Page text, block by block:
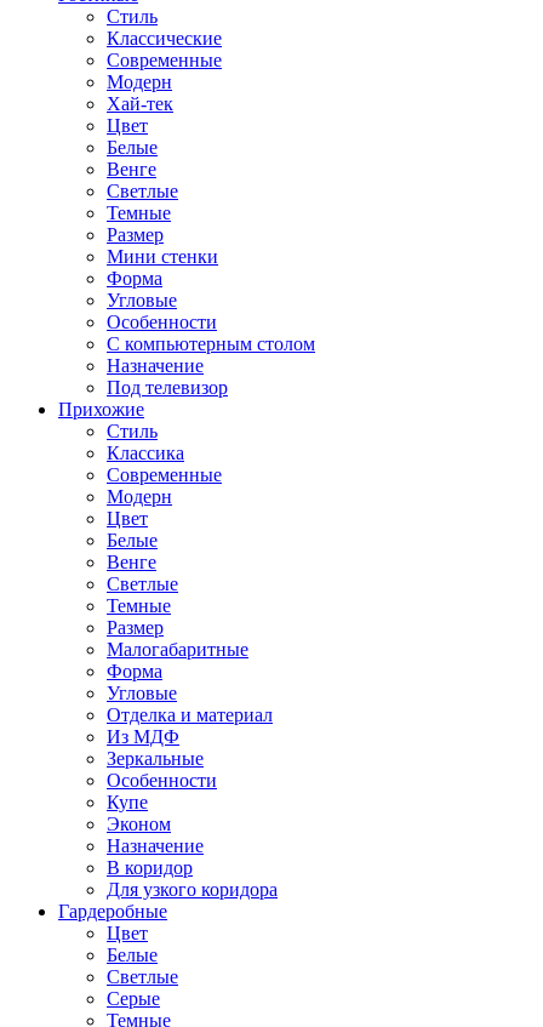
Стиль
Классические
Современные
Модерн
Хай-тек
Цвет
Белые
Венге
Светлые
Темные
Размер
Мини стенки
Форма
Угловые
Особенности
С компьютерным столом
Назначение
Под телевизор
Прихожие
Стиль
Классика
Современные
Модерн
Цвет
Белые
Венге
Светлые
Темные
Размер
Малогабаритные
Форма
Угловые
Отделка и материал
Из МДФ
Зеркальные
Особенности
Купе
Эконом
Назначение
В коридор
Для узкого коридора
Гардеробные
Цвет
Белые
Светлые
Серые
Темные